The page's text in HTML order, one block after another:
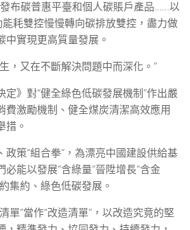
發布碳普惠平臺和個人碳賬戶產品……以
能耗雙控慢慢轉向碳排放雙控，盡力做
中實現更高質量發展。
，又在不斷解決問題中而深化。”
定》對“健全綠色低碳發展機制”作出嚴
費激勵機制、健全煤炭清潔高效應用
措。
策“組合拳”，為漂亮中國建設供給基
能以發展“含綠量”晉陞增長“含金
集約、綠色低碳發展。
單”當作“改造清單”，以改造究竟的堅